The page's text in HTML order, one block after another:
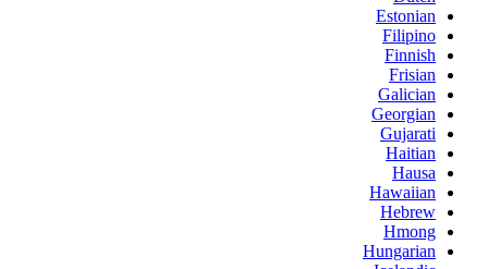
Estonian
Filipino
Finnish
Frisian
Galician
Georgian
Gujarati
Haitian
Hausa
Hawaiian
Hebrew
Hmong
Hungarian